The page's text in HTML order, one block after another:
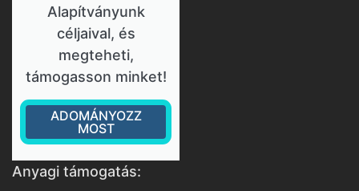
Alapítványunk
céljaival, és
megteheti,
támogasson minket!
ADOMÁNYOZZ
MOST
Anyagi támogatás: